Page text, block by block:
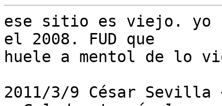
ese sitio es viejo. yo
el 2008. FUD que
huele a mentol de lo
2011/3/9 César Sevilla